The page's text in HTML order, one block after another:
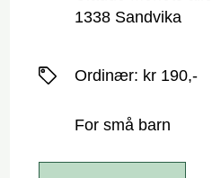
1338 Sandvika
Ordinær: kr 190,-
For små barn